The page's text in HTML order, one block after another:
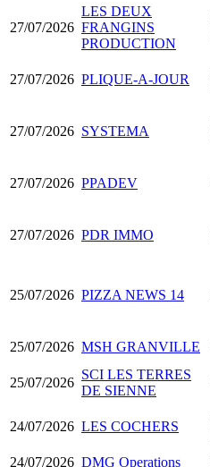
27/07/2026
LES DEUX
FRANGINS
PRODUCTION
27/07/2026 PLIQUE-A-JOUR
27/07/2026 SYSTEMA
27/07/2026 PPADEV
27/07/2026 PDR IMMO
25/07/2026 PIZZA NEWS 14
25/07/2026 MSH GRANVILLE
25/07/2026
SCI LES TERRES
DE SIENNE
24/07/2026 LES COCHERS
24/07/2026 DMG Operations